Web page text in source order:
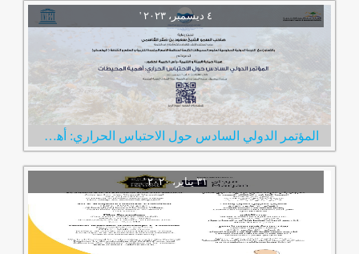
المؤتمر الدولي السادس حول الاحتباس الحراري: أهمية المحيطات
‏٣١ يناير، ٢٠٢٠‏ ‏'‏